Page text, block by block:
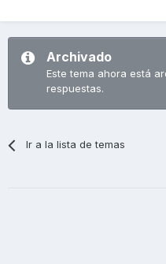
Archivado
Este tema ahora está
respuestas.
Ir a la lista de temas